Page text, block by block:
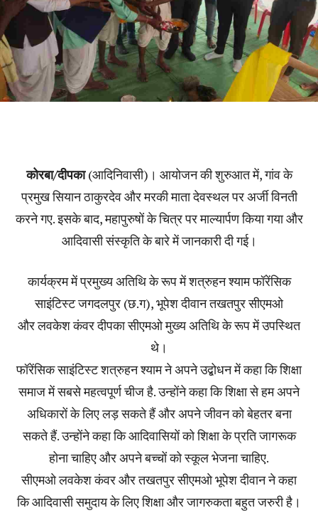
कोरबा/दीपका(आदिनिवासी)। आयोजन की शुरुआत में, गांव के
प्रमुख सियान ठाकुरदेव और मरकी माता देवस्थल पर अर्जी विनती
करने गए. इसके बाद, महापुरुषों के चित्र पर माल्यार्पण किया गया और
आदिवासी संस्कृति के बारे में जानकारी दी गई।
कार्यक्रम में प्रमुख्य अतिथि के रूप में शत्रुहन श्याम फॉरेंसिक
साइंटिस्ट जगदलपुर (छ.ग), भूपेश दीवान तखतपुर सीएमओ
और लवकेश कंवर दीपका सीएमओ मुख्य अतिथि के रूप में उपस्थित
थे।
फॉरेंसिक साइंटिस्ट शत्रुहन श्याम ने अपने उद्बोधन में कहा कि शिक्षा
समाज में सबसे महत्वपूर्ण चीज है. उन्होंने कहा कि शिक्षा से हम अपने
अधिकारों के लिए लड़ सकते हैं और अपने जीवन को बेहतर बना
सकते हैं. उन्होंने कहा कि आदिवासियों को शिक्षा के प्रति जागरूक
होना चाहिए और अपने बच्चों को स्कूल भेजना चाहिए.
सीएमओ लवकेश कंवर और तखतपुर सीएमओ भूपेश दीवान ने कहा
कि आदिवासी समुदाय के लिए शिक्षा और जागरुकता बहुत जरुरी है।